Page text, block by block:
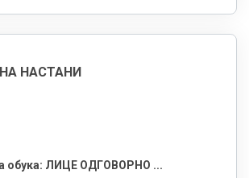
НАСТАНИ
обука: ЛИЦЕ ОДГОВОРНО ...